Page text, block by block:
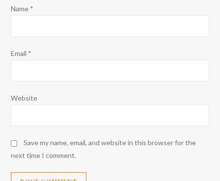
Name *
Email *
Website
Save my name, email, and website in this browser for the
next time I comment.